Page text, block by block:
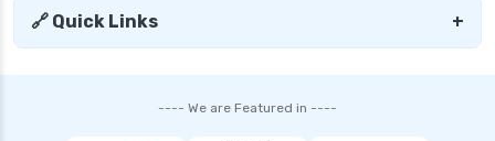
personal loans for medical emergency
sbi personal loan interest rates
🔗 Quick Links +
---- We are Featured in ----